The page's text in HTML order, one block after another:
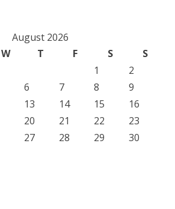
August 2026
W T F S
S
1
2
6 7 8
9
13 14 15
16
20 21 22
23
27 28 29
30